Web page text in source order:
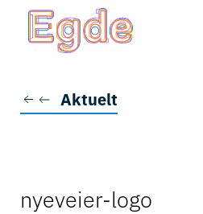
Skip to main content
Aktuelt
nyeveier-logo